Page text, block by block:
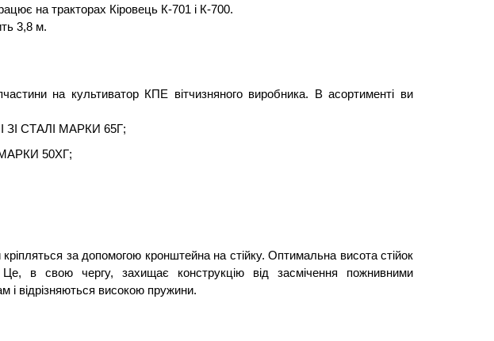
на тракторах Кіровець К-701 і К-700.
3,8 м.
на культиватор КПЕ вітчизняного виробника. В асортименті ви
СТАЛІ МАРКИ 65Г;
50ХГ;
за допомогою кронштейна на стійку. Оптимальна висота стійок
Це, в свою чергу, захищає конструкцію від засмічення пожнивними
і відрізняються високою пружини.